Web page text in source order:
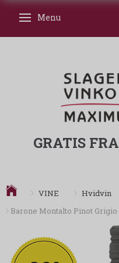
Skifte navigation
Menu
GRATIS
VINE Hvidvin
Barone Montalto Pinot Grigio